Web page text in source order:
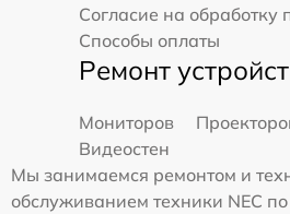
Согласие на
Способы оплаты
Ремонт
Мониторов
Видеостен
Мы занимаемся ремонтом и
обслуживанием техники NEC